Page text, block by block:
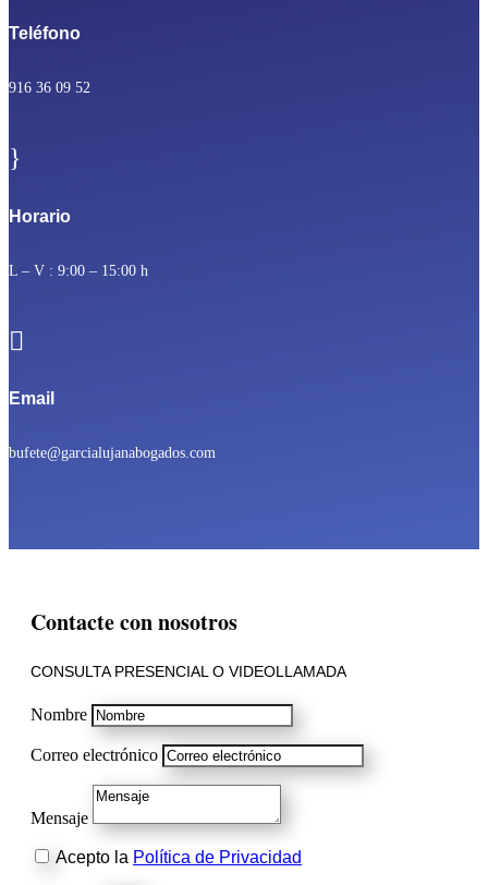
Teléfono
916 36 09 52
}
Horario
L – V : 9:00 – 15:00 h

Email
bufete@garcialujanabogados.com
Contacte con nosotros
CONSULTA PRESENCIAL O VIDEOLLAMADA
Nombre
Correo electrónico
Mensaje
Acepto la Política de Privacidad